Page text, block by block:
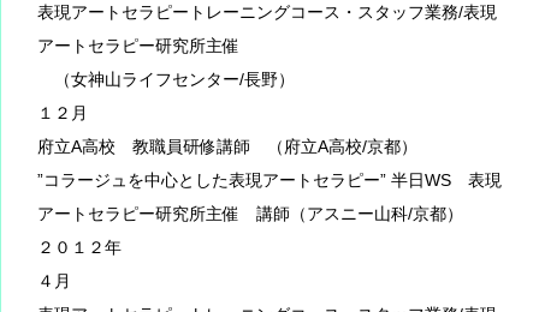
表現アートセラピートレーニングコース・スタッフ業務/表現
アートセラピー研究所主催
（女神山ライフセンター/長野）
１２月
府立A高校 教職員研修講師 （府立A高校/京都）
”コラージュを中心とした表現アートセラピー” 半日WS 表現
アートセラピー研究所主催 講師（アスニー山科/京都）
２０１２年
４月